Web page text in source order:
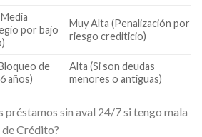
por bajo
Muy Alta (Penalización por
riesgo crediticio)
de
años)
Alta (Si son deudas
menores o antiguas)
préstamos sin aval 24/7 si tengo mala
Crédito?